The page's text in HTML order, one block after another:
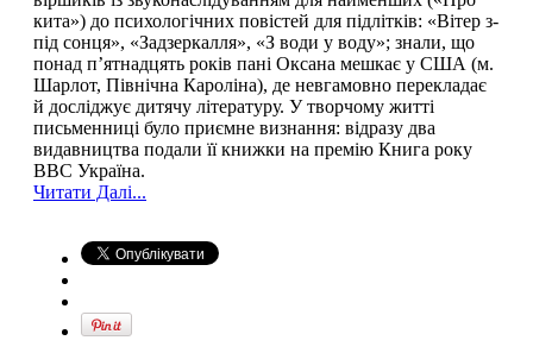
кита») до психологічних повістей для підлітків: «Вітер з-
під сонця», «Задзеркалля», «З води у воду»; знали, що
понад п’ятнадцять років пані Оксана мешкає у США (м.
Шарлот, Північна Кароліна), де невгамовно перекладає
й досліджує дитячу літературу. У творчому житті
письменниці було приємне визнання: відразу два
видавництва подали її книжки на премію Книга року
ВВС Україна.
Читати Далі...